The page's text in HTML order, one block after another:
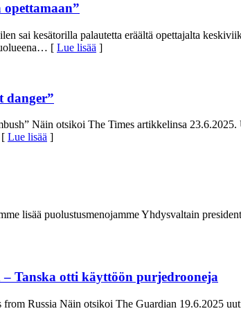
sai kesätorilla palautetta eräältä opettajalta
… [ Lue lisää ]
danger”
Näin otsikoi The Times artikkelinsa
Lue lisää ]
lisää puolustusmenojamme Yhdysvaltain
Tanska otti käyttöön purjedrooneja
Russia Näin otsikoi The Guardian 19.6.2025